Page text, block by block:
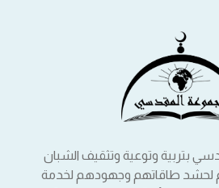
بتربية وتوعية وتثقيف الشبان
لحشد طاقاتهم وجهودهم لخدمة